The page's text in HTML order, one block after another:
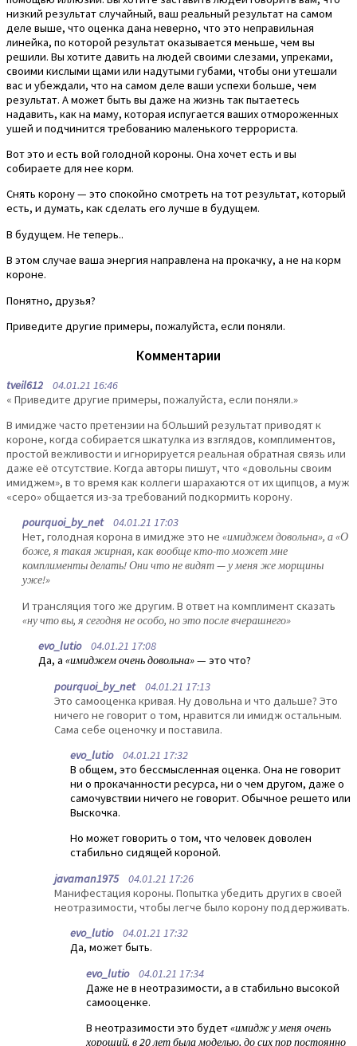
низкий результат случайный, ваш реальный результат на самом
деле выше, что оценка дана неверно, что это неправильная
линейка, по которой результат оказывается меньше, чем вы
решили. Вы хотите давить на людей своими слезами, упреками,
своими кислыми щами или надутыми губами, чтобы они утешали
вас и убеждали, что на самом деле ваши успехи больше, чем
результат. А может быть вы даже на жизнь так пытаетесь
надавить, как на маму, которая испугается ваших отмороженных
ушей и подчинится требованию маленького террориста.
Вот это и есть вой голодной короны. Она хочет есть и вы
собираете для нее корм.
Снять корону — это спокойно смотреть на тот результат, который
есть, и думать, как сделать его лучше в будущем.
В будущем. Не теперь..
В этом случае ваша энергия направлена на прокачку, а не на корм
короне.
Понятно, друзья?
Приведите другие примеры, пожалуйста, если поняли.
Комментарии
tveil612 04.01.21 16:46
« Приведите другие примеры, пожалуйста, если поняли.»
В имидже часто претензии на бОльший результат приводят к
короне, когда собирается шкатулка из взглядов, комплиментов,
простой вежливости и игнорируется реальная обратная связь или
даже её отсутствие. Когда авторы пишут, что «довольны своим
имиджем», в то время как коллеги шарахаются от их щипцов, а муж
«серо» общается из-за требований подкормить корону.
pourquoi_by_net04.01.21 17:03
Нет, голодная корона в имидже это не «имиджем довольна», а «О
боже, я такая жирная, как вообще кто-то может мне
комплименты делать! Они что не видят — у меня же морщины
уже!»
И трансляция того же другим. В ответ на комплимент сказать
«ну что вы, я сегодня не особо, но это после вчерашнего»
evo_lutio04.01.21 17:08
Да, а «имиджем очень довольна»— это что?
pourquoi_by_net04.01.21 17:13
Это самооценка кривая. Ну довольна и что дальше? Это
ничего не говорит о том, нравится ли имидж остальным.
Сама себе оценочку и поставила.
evo_lutio04.01.21 17:32
В общем, это бессмысленная оценка. Она не говорит
ни о прокачанности ресурса, ни о чем другом, даже о
самочувствии ничего не говорит. Обычное решето или
Выскочка.
Но может говорить о том, что человек доволен
стабильно сидящей короной.
javaman197504.01.21 17:26
Манифестация короны. Попытка убедить других в своей
неотразимости, чтобы легче было корону поддерживать.
evo_lutio04.01.21 17:32
Да, может быть.
evo_lutio04.01.21 17:34
Даже не в неотразимости, а в стабильно высокой
самооценке.
В неотразимости это будет«имидж у меня очень
хороший, в 20 лет была моделью, до сих пор постоянно